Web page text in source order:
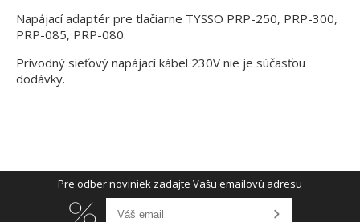
Napájací adaptér pre tlačiarne TYSSO PRP-250, PRP-300,
PRP-085, PRP-080.
Prívodný sieťový napájací kábel 230V nie je súčasťou
dodávky.
Pre odber noviniek zadajte Vašu emailovú adresu